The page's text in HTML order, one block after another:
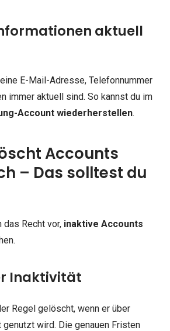
aktuell
E-Mail-Adresse, Telefonnummer
immer aktuell sind. So kannst du im
Account wiederherstellen.
Accounts
– Das solltest du
das Recht vor, inaktive Accounts
Inaktivität
Regel gelöscht, wenn er über
genutzt wird. Die genauen Fristen